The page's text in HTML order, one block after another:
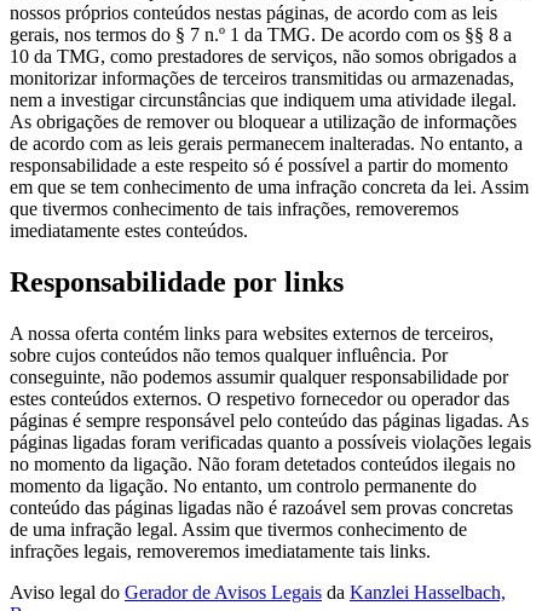
nossos próprios conteúdos nestas páginas, de acordo com as leis
gerais, nos termos do § 7 n.º 1 da TMG. De acordo com os §§ 8 a
10 da TMG, como prestadores de serviços, não somos obrigados a
monitorizar informações de terceiros transmitidas ou armazenadas,
nem a investigar circunstâncias que indiquem uma atividade ilegal.
As obrigações de remover ou bloquear a utilização de informações
de acordo com as leis gerais permanecem inalteradas. No entanto, a
responsabilidade a este respeito só é possível a partir do momento
em que se tem conhecimento de uma infração concreta da lei. Assim
que tivermos conhecimento de tais infrações, removeremos
imediatamente estes conteúdos.
Responsabilidade por links
A nossa oferta contém links para websites externos de terceiros,
sobre cujos conteúdos não temos qualquer influência. Por
conseguinte, não podemos assumir qualquer responsabilidade por
estes conteúdos externos. O respetivo fornecedor ou operador das
páginas é sempre responsável pelo conteúdo das páginas ligadas. As
páginas ligadas foram verificadas quanto a possíveis violações legais
no momento da ligação. Não foram detetados conteúdos ilegais no
momento da ligação. No entanto, um controlo permanente do
conteúdo das páginas ligadas não é razoável sem provas concretas
de uma infração legal. Assim que tivermos conhecimento de
infrações legais, removeremos imediatamente tais links.
Aviso legal do Gerador de Avisos Legais da Kanzlei Hasselbach,